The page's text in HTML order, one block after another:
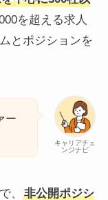
を超える求人
とポジションを
キャリアチェ
ンジナビ
ー
、
非公開ポジシ